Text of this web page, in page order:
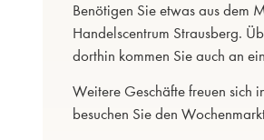
Benötigen Sie etwas aus dem
Handelscentrum Strausberg.
dorthin kommen Sie auch an
Weitere Geschäfte freuen sich
besuchen Sie den